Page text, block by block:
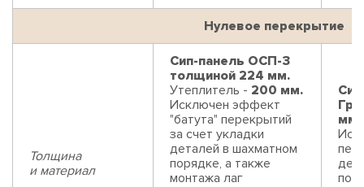
Нулевое перекрытие
Толщина
и материал
Сип-панель ОСП-3
толщиной 224 мм.
Утеплитель - 200 мм.
Исключен эффект
"батута" перекрытий
за счет укладки
деталей в шахматном
порядке, а также
монтажа лаг
мм.